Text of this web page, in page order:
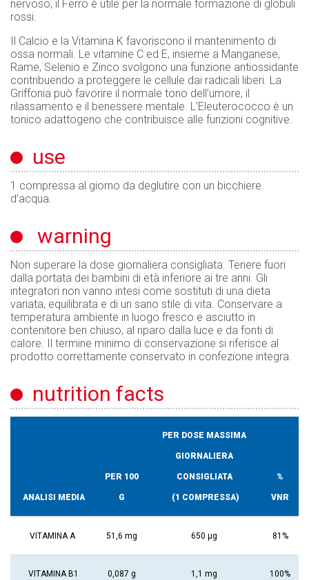
nervoso; il Ferro è utile per la normale formazione di globuli
rossi.
Il Calcio e la Vitamina K favoriscono il mantenimento di
ossa normali. Le vitamine C ed E, insieme a Manganese,
Rame, Selenio e Zinco svolgono una funzione antiossidante
contribuendo a proteggere le cellule dai radicali liberi. La
Griffonia può favorire il normale tono dell’umore, il
rilassamento e il benessere mentale. L’Eleuterococco è un
tonico adattogeno che contribuisce alle funzioni cognitive.
use
1 compressa al giorno da deglutire con un bicchiere
d’acqua.
warning
Non superare la dose giornaliera consigliata. Tenere fuori
dalla portata dei bambini di età inferiore ai tre anni. Gli
integratori non vanno intesi come sostituti di una dieta
variata, equilibrata e di un sano stile di vita. Conservare a
temperatura ambiente in luogo fresco e asciutto in
contenitore ben chiuso, al riparo dalla luce e da fonti di
calore. Il termine minimo di conservazione si riferisce al
prodotto correttamente conservato in confezione integra.
nutrition facts
ANALISI MEDIA
PER 100
G
PER DOSE MASSIMA
GIORNALIERA
CONSIGLIATA
(1 COMPRESSA)
%
VNR
VITAMINA A 51,6 mg 650 μg 81%
VITAMINA B1 0,087 g 1,1 mg 100%